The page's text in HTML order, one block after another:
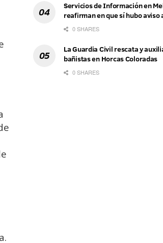
Servicios de Información en
reafirman en que sí hubo aviso
0 SHARES
La Guardia Civil rescata y
bañistas en Horcas Coloradas
0 SHARES